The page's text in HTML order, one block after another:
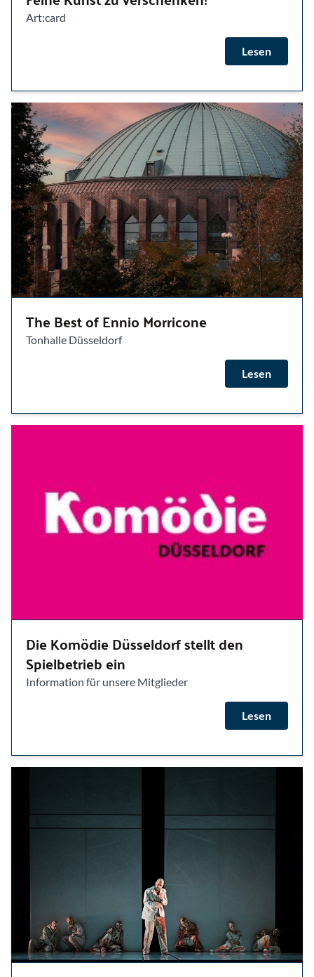
Art:card
Lesen
The Best of Ennio Morricone
Tonhalle Düsseldorf
Lesen
Die Komödie Düsseldorf stellt den
Spielbetrieb ein
Information für unsere Mitglieder
Lesen